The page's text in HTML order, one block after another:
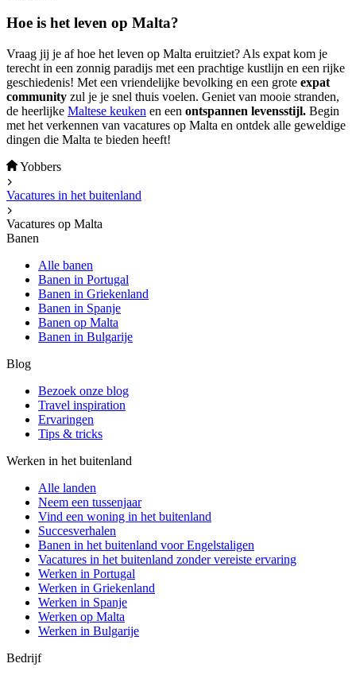
Hoe is het leven op Malta?
Vraag jij je af hoe het leven op Malta eruitziet? Als expat kom je
terecht in een zonnig paradijs met een prachtige kustlijn en een rijke
geschiedenis! Met een vriendelijke bevolking en een grote expat
community zul je je snel thuis voelen. Geniet van mooie stranden,
de heerlijke Maltese keuken en een ontspannen levensstijl. Begin
met het verkennen van vacatures op Malta en ontdek alle geweldige
dingen die Malta te bieden heeft!
Yobbers
Vacatures in het buitenland
Vacatures op Malta
Banen
Alle banen
Banen in Portugal
Banen in Griekenland
Banen in Spanje
Banen op Malta
Banen in Bulgarije
Blog
Bezoek onze blog
Travel inspiration
Ervaringen
Tips & tricks
Werken in het buitenland
Alle landen
Neem een ​​tussenjaar
Vind een woning in het buitenland
Succesverhalen
Banen in het buitenland voor Engelstaligen
Vacatures in het buitenland zonder vereiste ervaring
Werken in Portugal
Werken in Griekenland
Werken in Spanje
Werken op Malta
Werken in Bulgarije
Bedrijf